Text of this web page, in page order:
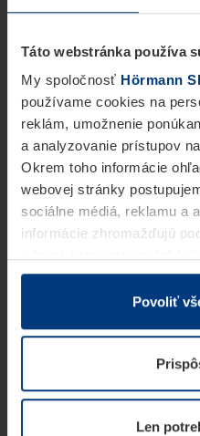
Táto webstránka používa
My spoločnosť Hörmann
používame cookies na
reklám, umožnenie
a analyzovanie prístupov
Okrem toho informácie
webovej stránky
sociálne médiá, reklamu a
informácie zhromažďujú
v rámci Vášho využívania
Z právneho hľadiska
prevádzku tejto stránky.
potrebujeme Vaše
kedykoľvek zmeniť alebo
našej webovej stránky.
Povoliť
Len